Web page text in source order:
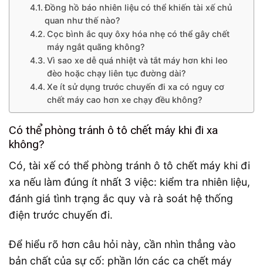
Đồng hồ báo nhiên liệu có thể khiến tài xế chủ
quan như thế nào?
Cọc bình ắc quy ôxy hóa nhẹ có thể gây chết
máy ngắt quãng không?
Vì sao xe dễ quá nhiệt và tắt máy hơn khi leo
đèo hoặc chạy liên tục đường dài?
Xe ít sử dụng trước chuyến đi xa có nguy cơ
chết máy cao hơn xe chạy đều không?
Có thể phòng tránh ô tô chết máy khi đi xa
không?
Có, tài xế có thể phòng tránh ô tô chết máy khi đi
xa nếu làm đúng ít nhất 3 việc: kiểm tra nhiên liệu,
đánh giá tình trạng ắc quy và rà soát hệ thống
điện trước chuyến đi.
Để hiểu rõ hơn câu hỏi này, cần nhìn thẳng vào
bản chất của sự cố: phần lớn các ca chết máy